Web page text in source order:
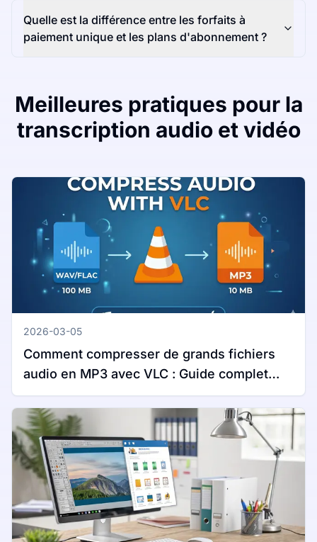
Quelle est la différence entre les forfaits à
paiement unique et les plans d'abonnement ?
Meilleures pratiques pour la
transcription audio et vidéo
2026-03-05
Comment compresser de grands fichiers
audio en MP3 avec VLC : Guide complet
pour Windows et Mac